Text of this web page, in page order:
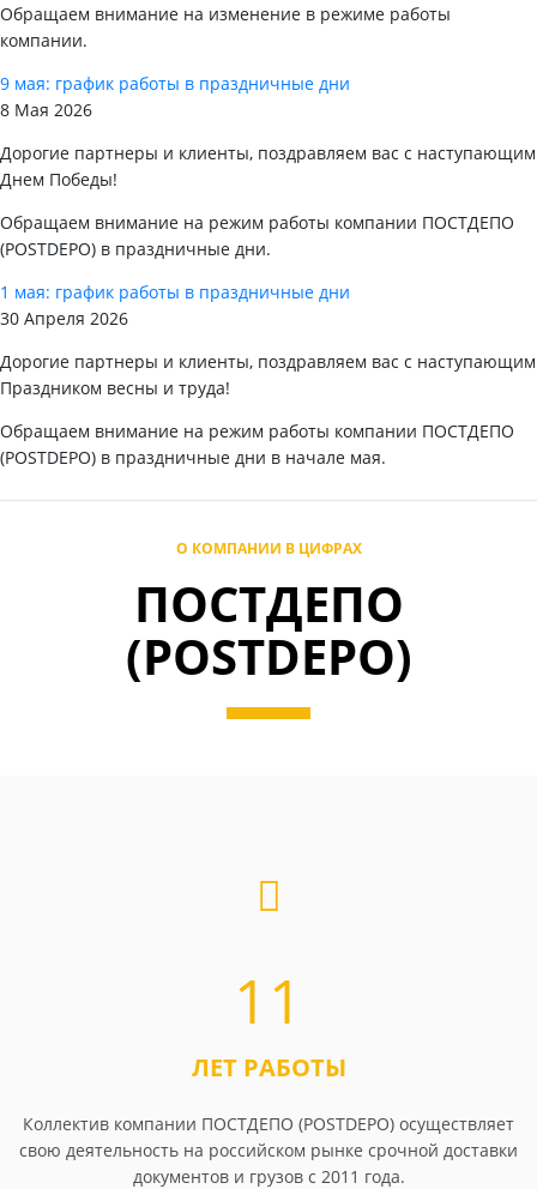
Обращаем внимание на изменение в режиме работы
компании.
9 мая: график работы в праздничные дни
8 Мая 2026
Дорогие партнеры и клиенты, поздравляем вас с наступающим
Днем Победы!
Обращаем внимание на режим работы компании ПОСТДЕПО
(POSTDEPO) в праздничные дни.
1 мая: график работы в праздничные дни
30 Апреля 2026
Дорогие партнеры и клиенты, поздравляем вас с наступающим
Праздником весны и труда!
Обращаем внимание на режим работы компании ПОСТДЕПО
(POSTDEPO) в праздничные дни в начале мая.
О КОМПАНИИ В ЦИФРАХ
ПОСТДЕПО
(POSTDEPO)
11
ЛЕТ РАБОТЫ
Коллектив компании ПОСТДЕПО (POSTDEPO) осуществляет
свою деятельность на российском рынке срочной доставки
документов и грузов с 2011 года.